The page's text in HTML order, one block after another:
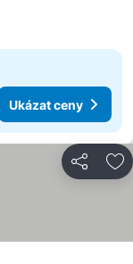
Ukázat ceny
Sdílet